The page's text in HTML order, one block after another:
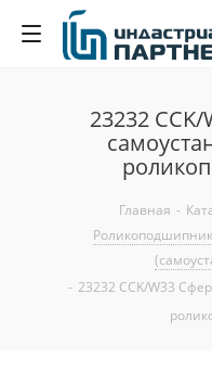
23232
Главная -
- 23232 CCK/W33